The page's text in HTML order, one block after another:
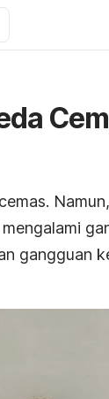
gangguan